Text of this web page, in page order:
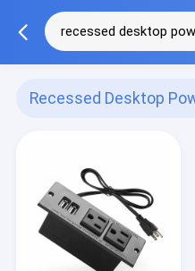
Recessed Desktop